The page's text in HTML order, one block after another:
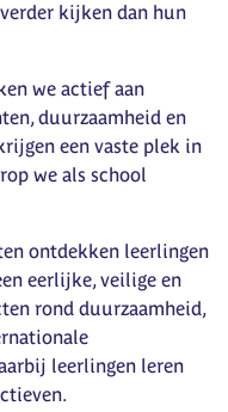
kijken dan hun
we actief aan
duurzaamheid en
een vaste plek in
we als school
ontdekken leerlingen
eerlijke, veilige en
rond duurzaamheid,
leerlingen leren